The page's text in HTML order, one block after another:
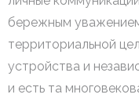
бережным
территориальной
устройства и
и есть та